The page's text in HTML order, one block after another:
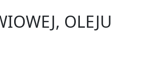
OLEJU